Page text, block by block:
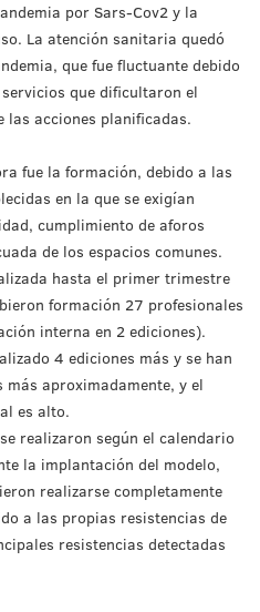
por Sars-Cov2 y la
La atención sanitaria quedó
que fue fluctuante debido
que dificultaron el
las acciones planificadas.
fue la formación, debido a las
en la que se exigían
cumplimiento de aforos
de los espacios comunes.
hasta el primer trimestre
formación 27 profesionales
interna en 2 ediciones).
4 ediciones más y se han
aproximadamente, y el
es alto.
realizaron según el calendario
la implantación del modelo,
realizarse completamente
a las propias resistencias de
resistencias detectadas